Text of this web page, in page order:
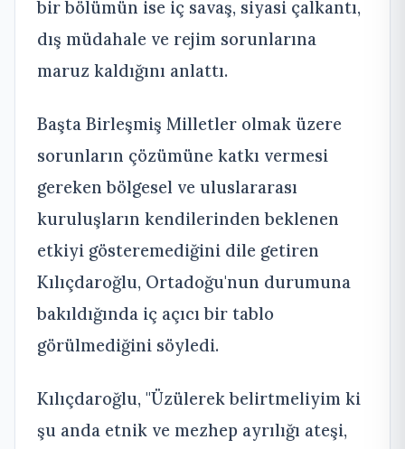
bir bölümün ise iç savaş, siyasi çalkantı,
dış müdahale ve rejim sorunlarına
maruz kaldığını anlattı.
Başta Birleşmiş Milletler olmak üzere
sorunların çözümüne katkı vermesi
gereken bölgesel ve uluslararası
kuruluşların kendilerinden beklenen
etkiyi gösteremediğini dile getiren
Kılıçdaroğlu, Ortadoğu'nun durumuna
bakıldığında iç açıcı bir tablo
görülmediğini söyledi.
Kılıçdaroğlu, "Üzülerek belirtmeliyim ki
şu anda etnik ve mezhep ayrılığı ateşi,